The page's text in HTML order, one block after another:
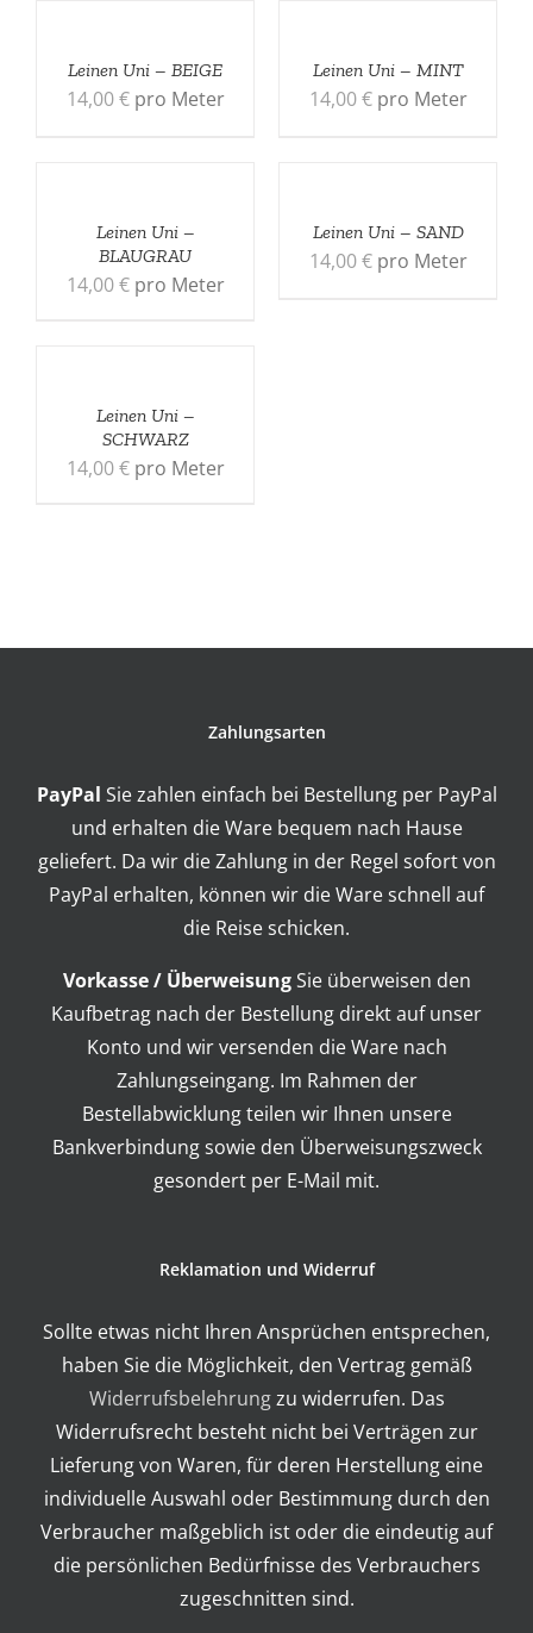
Leinen Uni – BEIGE
14,00€ pro Meter
Leinen Uni – MINT
14,00€ pro Meter
Leinen Uni –
BLAUGRAU
14,00€ pro Meter
Leinen Uni – SAND
14,00€ pro Meter
Leinen Uni –
SCHWARZ
14,00€ pro Meter
Zahlungsarten
PayPal Sie zahlen einfach bei Bestellung per PayPal
und erhalten die Ware bequem nach Hause
geliefert. Da wir die Zahlung in der Regel sofort von
PayPal erhalten, können wir die Ware schnell auf
die Reise schicken.
Vorkasse / ÜberweisungSie überweisen den
Kaufbetrag nach der Bestellung direkt auf unser
Konto und wir versenden die Ware nach
Zahlungseingang. Im Rahmen der
Bestellabwicklung teilen wir Ihnen unsere
Bankverbindung sowie den Überweisungszweck
gesondert per E-Mail mit.
Reklamation und Widerruf
Sollte etwas nicht Ihren Ansprüchen entsprechen,
haben Sie die Möglichkeit, den Vertrag gemäß
Widerrufsbelehrungzu widerrufen. Das
Widerrufsrecht besteht nicht bei Verträgen zur
Lieferung von Waren, für deren Herstellung eine
individuelle Auswahl oder Bestimmung durch den
Verbraucher maßgeblich ist oder die eindeutig auf
die persönlichen Bedürfnisse des Verbrauchers
zugeschnitten sind.